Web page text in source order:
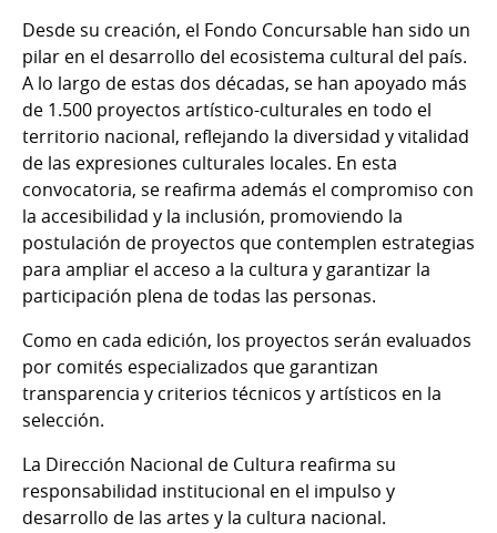
Desde su creación, el Fondo Concursable han sido un
pilar en el desarrollo del ecosistema cultural del país.
A lo largo de estas dos décadas, se han apoyado más
de 1.500 proyectos artístico-culturales en todo el
territorio nacional, reflejando la diversidad y vitalidad
de las expresiones culturales locales. En esta
convocatoria, se reafirma además el compromiso con
la accesibilidad y la inclusión, promoviendo la
postulación de proyectos que contemplen estrategias
para ampliar el acceso a la cultura y garantizar la
participación plena de todas las personas.
Como en cada edición, los proyectos serán evaluados
por comités especializados que garantizan
transparencia y criterios técnicos y artísticos en la
selección.
La Dirección Nacional de Cultura reafirma su
responsabilidad institucional en el impulso y
desarrollo de las artes y la cultura nacional.